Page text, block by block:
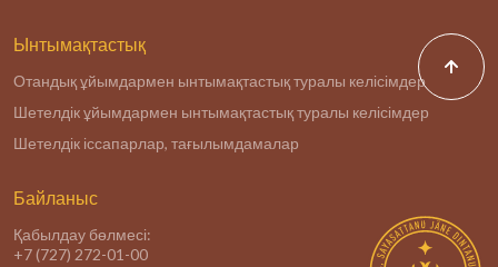
Ынтымақтастық
Отандық ұйымдармен ынтымақтастық туралы келісімдер
Шетелдік ұйымдармен ынтымақтастық туралы келісімдер
Шетелдік іссапарлар, тағылымдамалар
Байланыс
Қабылдау бөлмесі:
+7 (727) 272-01-00